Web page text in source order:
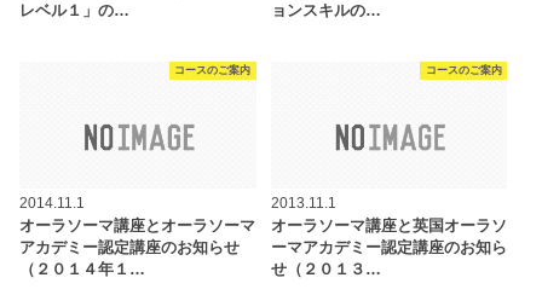
レベル１」の…
ョンスキルの…
コースのご案内
2014.11.1
オーラソーマ講座とオーラソーマ
アカデミー認定講座のお知らせ
（２０１４年１…
コースのご案内
2013.11.1
オーラソーマ講座と英国オーラソ
ーマアカデミー認定講座のお知ら
せ（２０１３…